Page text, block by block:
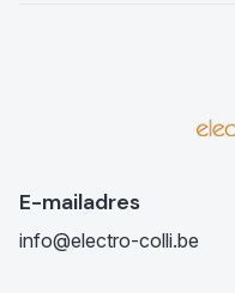
E-mailadres
info@electro-colli.be